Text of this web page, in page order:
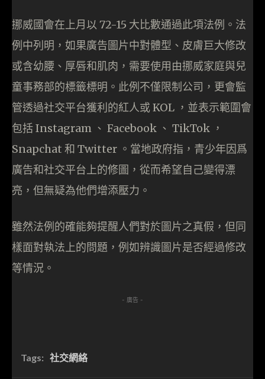
挪威國會在上月以 72-15 大比數通過此項法例。法
例中列明，如果廣告圖片中對體型、皮膚巨大修改
或含幼腰、厚唇和肌肉，需要使用由挪威家庭與兒
童事務部的標籤標明。此例不僅限制公司，更會監
管透過社交平台獲利的紅人或 KOL ，並表示範圍會
包括 Instagram 、 Facebook 、 TikTok ，
Snapchat 和 Twitter 。當地政府指，青少年因爲
廣告和社交平台上的修圖，從而希望自己變得漂
亮，但無疑為他們增添壓力。
雖然法例的確能夠提醒人們對於圖片之真假，但同
樣面對執法上的問題，例如辨識圖片是否經過修改
等情況。
- 廣告 -
Tags: 社交網絡